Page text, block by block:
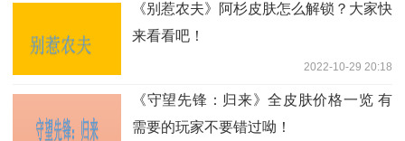
《别惹农夫》阿杉皮肤怎么解锁？大家快
来看看吧！
2022-10-29 20:18
《守望先锋：归来》全皮肤价格一览 有
需要的玩家不要错过呦！